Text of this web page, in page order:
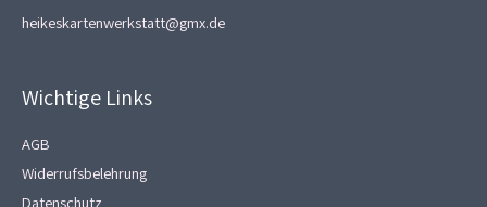
heikeskartenwerkstatt@gmx.de
Wichtige Links
AGB
Widerrufsbelehrung
Datenschutz